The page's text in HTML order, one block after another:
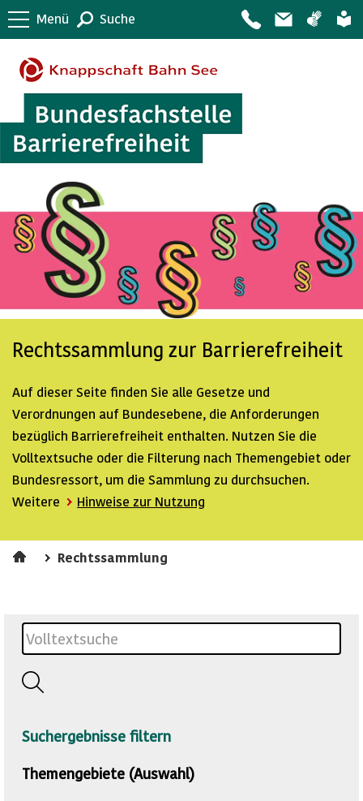
Menü Suche
Rechtssammlung zur Barrierefreiheit
Auf dieser Seite finden Sie alle Gesetze und
Verordnungen auf Bundesebene, die Anforderungen
bezüglich Barrierefreiheit enthalten. Nutzen Sie die
Volltextsuche oder die Filterung nach Themengebiet oder
Bundesressort, um die Sammlung zu durchsuchen.
Weitere
Hinweise zur Nutzung
Rechtssammlung
Suchergebnisse filtern
Themengebiete (Auswahl)